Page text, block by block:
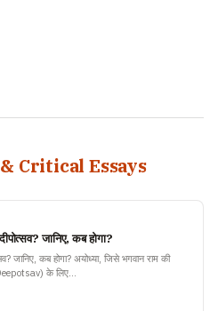
Critical Essays
जानिए, कब होगा?
जानिए, कब होगा? अयोध्या, जिसे भगवान राम की
के लिए…